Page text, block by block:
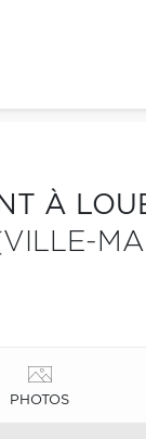
À
PHOTOS